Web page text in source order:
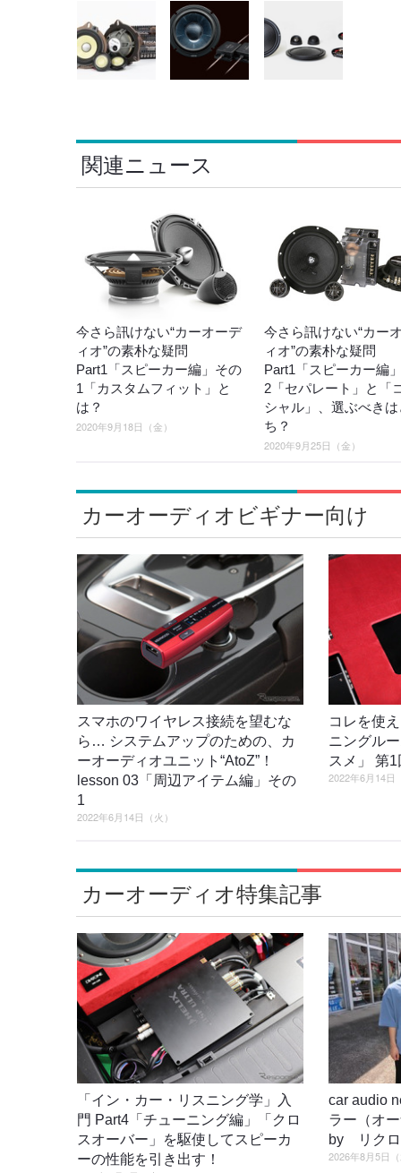
関連ニュース
今さら訊けない“カーオーデ
ィオ”の素朴な疑問
Part1「スピーカー編」その
1「カスタムフィット」と
は？
2020年9月18日（金）
今さら訊けない“カー
ィオ”の素朴な疑問
Part1「スピーカー編
2「セパレート」と「
シャル」、選ぶべき
ち？
2020年9月25日（金）
カーオーディオビギナー向け
スマホのワイヤレス接続を望むな
ら… システムアップのための、カ
ーオーディオユニット“AtoZ”！
lesson 03「周辺アイテム編」その
1
2022年6月14日（火）
コレを使
ニングル
スメ」 第
2022年6月14日
カーオーディオ特集記事
「イン・カー・リスニング学」入
門 Part4「チューニング編」「クロ
スオーバー」を駆使してスピーカ
ーの性能を引き出す！
car audio
ラー（オ
by リクロ
2026年8月5日